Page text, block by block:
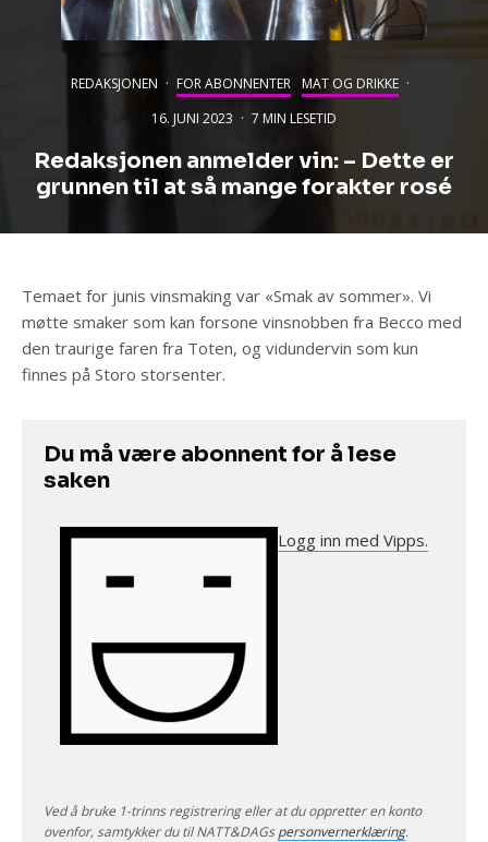
REDAKSJONEN · FOR ABONNENTER MAT OG DRIKKE ·
16. JUNI 2023 · 7 MIN LESETID
Redaksjonen anmelder vin: – Dette er
grunnen til at så mange forakter rosé
Temaet for junis vinsmaking var «Smak av sommer». Vi
møtte smaker som kan forsone vinsnobben fra Becco med
den traurige faren fra Toten, og vidundervin som kun
finnes på Storo storsenter.
Du må være abonnent for å lese
saken
Logg inn med Vipps.
Ved å bruke 1-trinns registrering eller at du oppretter en konto
ovenfor, samtykker du til NATT&DAGspersonvernerklæring.